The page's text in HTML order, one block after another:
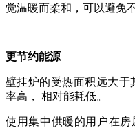
觉温暖而柔和，可以避免
更节约能源
壁挂炉的受热面积远大于
率高，
相对能耗低。
使用集中供暖的用户在